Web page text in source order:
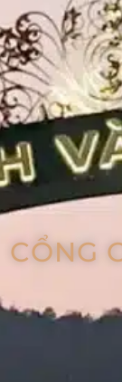
CỔNG